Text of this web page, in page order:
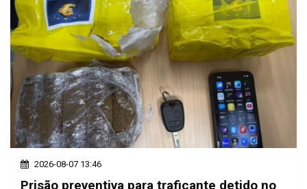
2026-08-07 13:46
Prisão preventiva para traficante detido no